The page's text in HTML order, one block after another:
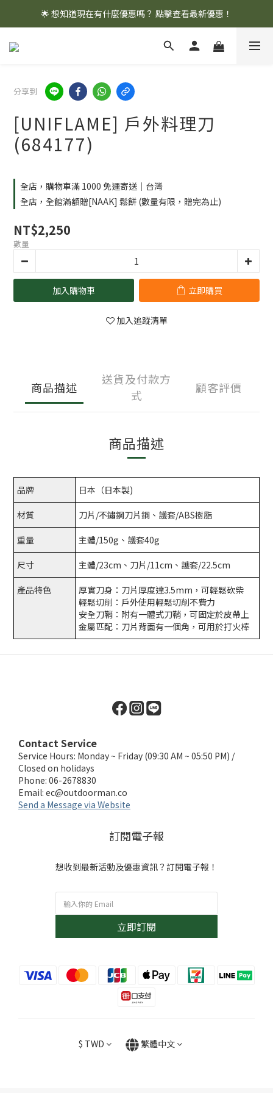
🌟 想知道現在有什麼優惠嗎？ 點擊查看最新優惠！
🌟 想知道現在有什麼優惠嗎？ 點擊查看最新優惠！
全館消費滿 $1,000 即享免運優惠
分享到
[UNIFLAME] 戶外料理刀
(684177)
全店，購物車滿 1000 免運寄送｜台灣
全店，全館滿額贈[NAAK] 鬆餅 (數量有限，贈完為止)
NT$2,250
數量
加入購物車 立即購買
加入追蹤清單
商品描述
送貨及付款方
式
顧客評價
商品描述
品牌 日本（日本製)
材質 刀片/不鏽鋼刀片鋼、護套/ABS樹脂
重量 主體/150g、護套40g
尺寸 主體/23cm、刀片/11cm、護套/22.5cm
產品特色
厚實刀身：刀片厚度達3.5mm，可輕鬆砍柴
輕鬆切削：戶外使用輕鬆切削不費力
安全刀鞘：附有一體式刀鞘，可固定於皮帶上
金屬匹配：刀片背面有一個角，可用於打火棒
Contact Service
Service Hours: Monday ~ Friday (09:30 AM ~ 05:50 PM) /
Closed on holidays
Phone: 06-2678830
Email: ec@outdoorman.co
Send a Message via Website
訂閱電子報
想收到最新活動及優惠資訊？訂閱電子報！
立即訂閱
$ TWD 繁體中文